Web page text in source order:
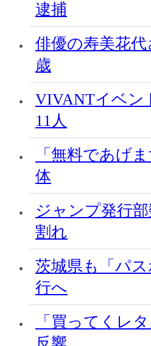
逮捕
俳優の寿美花
歳
VIVANTイベン
11人
「無料であげ
体
ジャンプ発行
割れ
茨城県も「パ
行へ
「買ってくレ